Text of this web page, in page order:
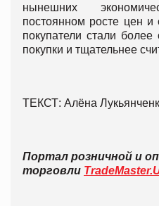
нынешних
постоянном росте цен
покупатели стали
покупки и тщательнее
ТЕКСТ: Алёна
Портал розничной и
торговли